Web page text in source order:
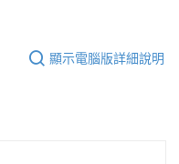
顯示電腦版詳細說明